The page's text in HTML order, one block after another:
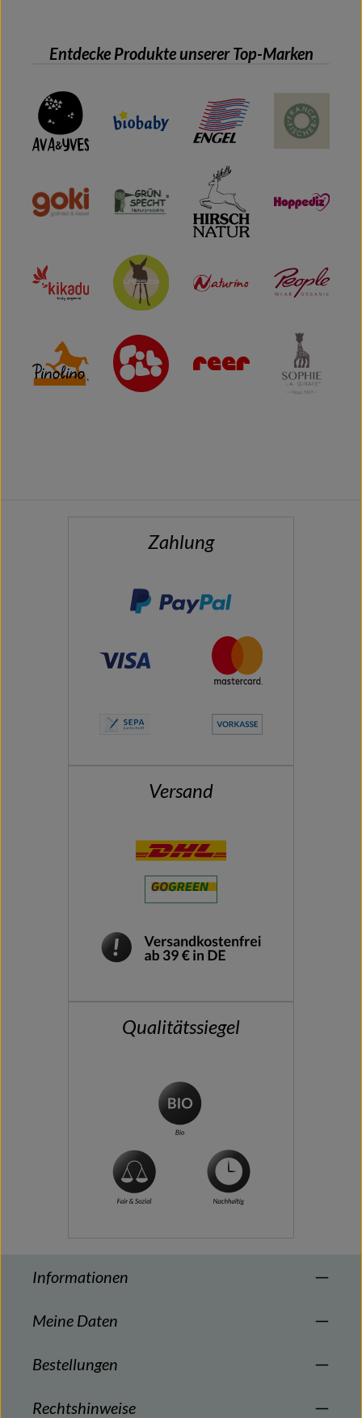
Entdecke Produkte unserer Top-Marken
Zahlung
Versand
Qualitätssiegel
Informationen
Meine Daten
Bestellungen
Rechtshinweise